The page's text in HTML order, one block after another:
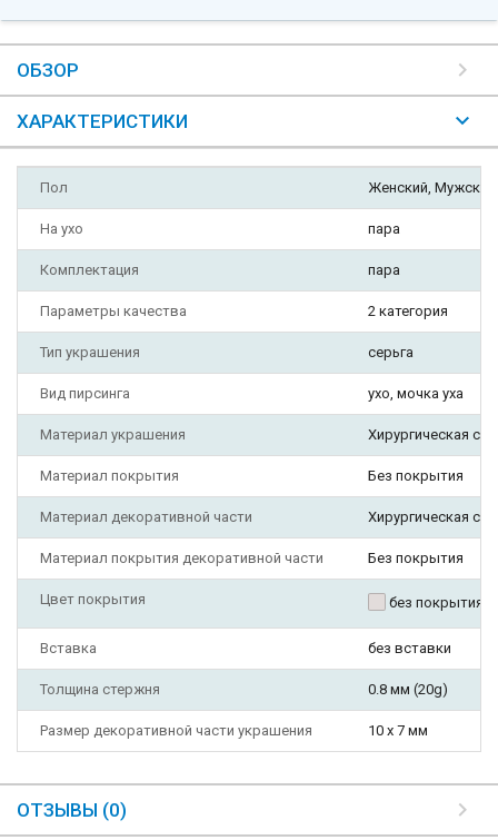
ОБЗОР
ХАРАКТЕРИСТИКИ
Пол Женский, Мужской
На ухо пара
Комплектация пара
Параметры качества 2 категория
Тип украшения серьга
Вид пирсинга ухо, мочка уха
Материал украшения Хирургическая
Материал покрытия Без покрытия
Материал декоративной части Хирургическая
Материал покрытия декоративной части Без покрытия
Цвет покрытия без покрытия
Вставка без вставки
Толщина стержня 0.8 мм (20g)
Размер декоративной части украшения 10 х 7 мм
ОТЗЫВЫ (0)